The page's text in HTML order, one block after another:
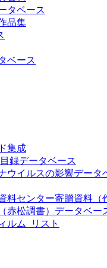
タベース
品集
ベース
集成
録データベース
ウイルスの影響データ
料センター寄贈資料（
赤松調書）データベー
ルム_リスト